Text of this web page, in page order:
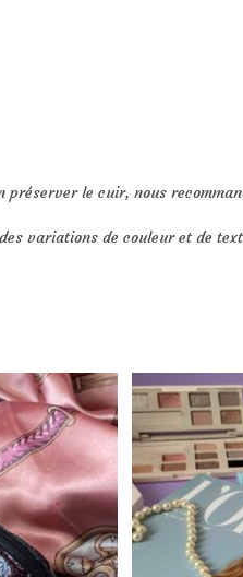
le cuir, nous
variations de couleur et de